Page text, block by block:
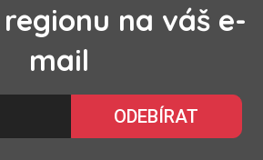
na váš e-
mail
ODEBÍRAT